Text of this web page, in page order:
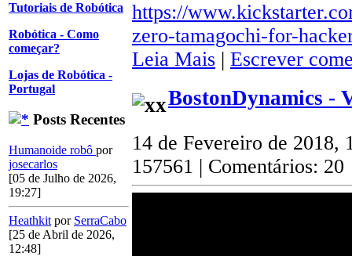
Tutoriais de Robótica
Robótica - Como
começar?
Lojas de Robótica -
Portugal
Posts Recentes
Humanoide robô por
josecarlos
[05 de Julho de 2026,
19:27]
Heathkit por SerraCabo
[25 de Abril de 2026,
12:48]
https://
zero-tamagochi-for-
Leia Mais | Escrever
BostonDynamics -
14 de Fevereiro de 2018,
157561 | Comentários: 20